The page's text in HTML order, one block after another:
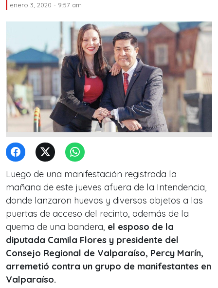
enero 3, 2020 - 9:57 am
Luego de una manifestación registrada la
mañana de este jueves afuera de la Intendencia,
donde lanzaron huevos y diversos objetos a las
puertas de acceso del recinto, además de la
quema de una bandera, el esposo de la
diputada Camila Flores y presidente del
Consejo Regional de Valparaíso, Percy Marín,
arremetió contra un grupo de manifestantes en
Valparaíso.